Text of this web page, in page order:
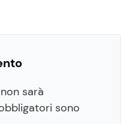
sarà
sono